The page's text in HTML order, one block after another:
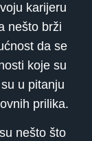
karijeru
nešto brži
da se
koje su
u pitanju
prilika.
nešto što